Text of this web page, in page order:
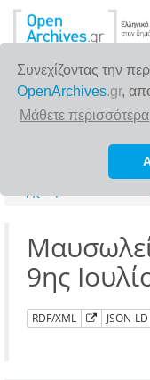
Συνεχίζοντας την
OpenArchives.gr,
Μάθετε περισσότερα
9ης
RDF/XML JSON-LD